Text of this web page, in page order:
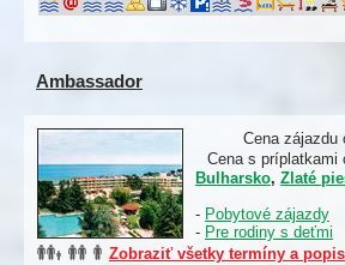
Ambassador
Cena zájazdu
Cena s príplatkami
Bulharsko, Zlaté
- Pobytové zájazdy
- Pre rodiny s deťmi
Zobraziť všetky termíny a